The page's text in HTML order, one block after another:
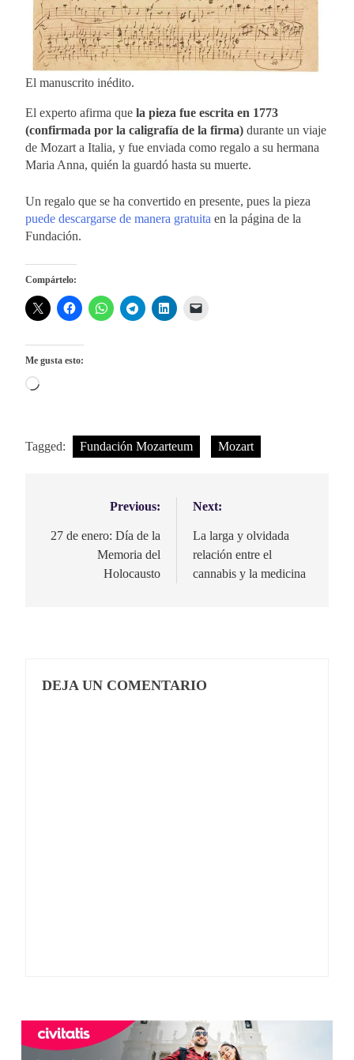
El manuscrito inédito.
El experto afirma que la pieza fue escrita en 1773
(confirmada por la caligrafía de la firma) durante un viaje
de Mozart a Italia, y fue enviada como regalo a su hermana
Maria Anna, quién la guardó hasta su muerte.
Un regalo que se ha convertido en presente, pues la pieza
puede descargarse de manera gratuita en la página de la
Fundación.
Compártelo:
Me gusta esto:
Cargando...
Tagged: Fundación Mozarteum Mozart
Navegación
de
entradas
Previous:
27 de enero: Día de la
Memoria del
Holocausto
Next:
La larga y olvidada
relación entre el
cannabis y la medicina
DEJA UN COMENTARIO